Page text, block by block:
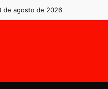
de agosto de 2026